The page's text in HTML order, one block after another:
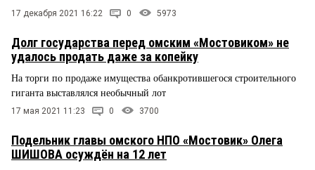
17 декабря 2021 16:22 0 5973
Долг государства перед омским «Мостовиком» не
удалось продать даже за копейку
На торги по продаже имущества обанкротившегося строительного
гиганта выставлялся необычный лот
17 мая 2021 11:23 0 3700
Подельник главы омского НПО «Мостовик» Олега
ШИШОВА осуждён на 12 лет